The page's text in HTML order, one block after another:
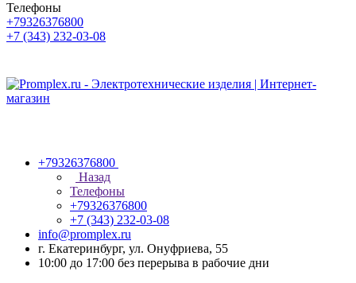
Телефоны
+79326376800
+7 (343) 232-03-08
+79326376800
Назад
Телефоны
+79326376800
+7 (343) 232-03-08
info@promplex.ru
г. Екатеринбург, ул. Онуфриева, 55
10:00 до 17:00 без перерыва в рабочие дни